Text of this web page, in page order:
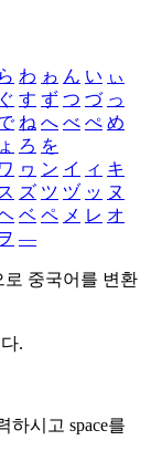
ら わ ゎ ん い ぃ
ぐ す ず つ づ っ
ね へ べ ぺ め
ょ ろ を
ワ ヮ ン イ ィ キ
ズ ツ ヅ ッ ヌ
ベ ペ メ レ オ
ヲ ―
로 중국어를 변환
.
하시고 space를